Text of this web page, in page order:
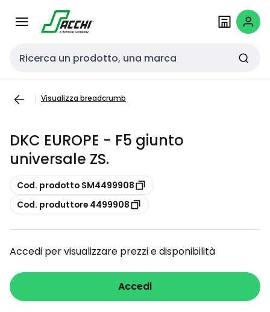
navigazionecontenuto
Cerca input
Visualizza breadcrumb
DKC EUROPE - F5 giunto
universale ZS.
copia
Cod. prodotto SM4499908
copia
Cod. produttore 4499908
Accedi per visualizzare prezzi e disponibilità
Accedi